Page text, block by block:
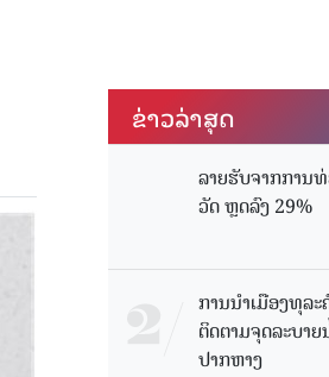
ຂ່າວ​ລ່າ​ສຸດ
ລາຍຮັບຈາກການ
ວັດ ຫຼດລົງ 29%
ການນໍາເມືອງທຸລ
ຕິດຕາມຈຸດລະບາຍ
ປາກຫາງ